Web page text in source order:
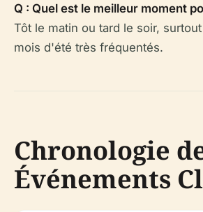
Q : Quel est le meilleur moment
Tôt le matin ou tard le soir,
mois d'été très fréquentés.
Chronologie
Événements